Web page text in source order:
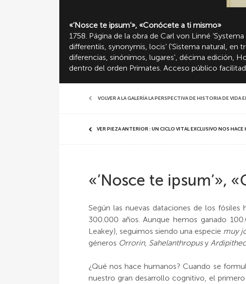
«’Nosce te ipsum’», «Conócete a ti mismo»
1758. Página de la obra de Carl von Linné
differentiis, synonymis, locis’ ('Sistema natural, en
diferencias, sinónimos, lugares', décima edición,
dentro del orden Primates. Acceso público
VOLVER A LA GALERÍA LA PERSPECTIVA DE HISTORIA DE
VER PIEZA ANTERIOR : UN CICLO VITAL EXCLUSIVO NOS HACE
«’Nosce te ipsum’»,
Según las nuevas dataciones de los fósiles
300.000 años. Aunque hemos ganado
Leakey), seguimos siendo una especie muy
géneros Orrorin, Sahelanthropusy
¿Qué nos hace humanos? Cuando se
nuestro gran desarrollo cognitivo, el